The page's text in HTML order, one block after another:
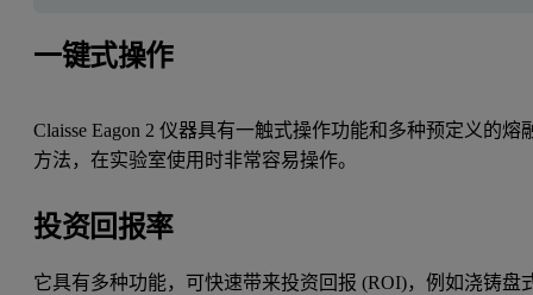
一键式操作
Claisse Eagon 2 仪器具有一触式操作功能和多种预定义的熔
方法，在实验室使用时非常容易操作。
投资回报率
它具有多种功能，可快速带来投资回报 (ROI)，例如浇铸盘